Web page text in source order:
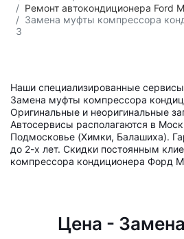
Ремонт автокондиционера Ford
Замена муфты компрессора
3
Наши специализированные
Замена муфты компрессора
Оригинальные и неоригинальные
Автосервисы располагаются в
Подмосковье (Химки, Балашиха).
до 2-х лет. Скидки постоянным
компрессора кондиционера Форд
Цена -